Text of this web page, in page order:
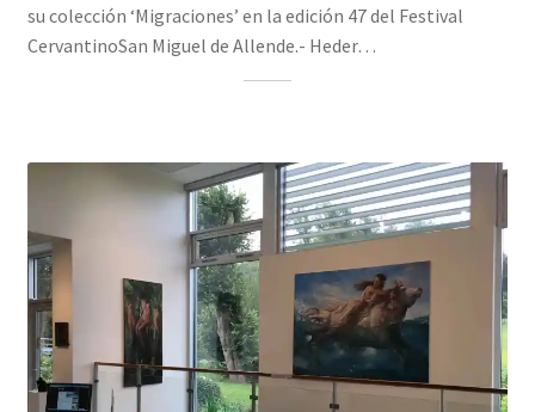
su colección ‘Migraciones’ en la edición 47 del Festival
CervantinoSan Miguel de Allende.- Heder…